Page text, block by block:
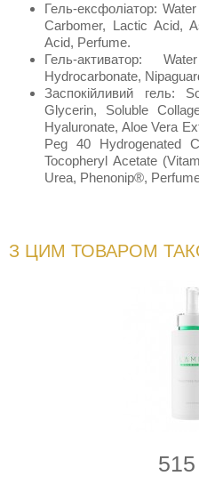
Гель-ексфоліатор:
Carbomer, Lactic Acid,
Acid, Perfume.
Гель-активатор:
Hydrocarbonate,
Заспокійливий гель:
Glycerin, Soluble
Hyaluronate, Aloe Vera
Peg 40 Hydrogenated
Tocopheryl Acetate
Urea, Phenonip®,
З ЦИМ ТОВАРОМ
515